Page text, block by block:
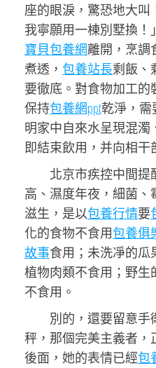
座的眼淚，驚恐地大叫
我寧願用一棟別墅換
寶貝包養網離開，烹調
煮透， 包養站長剩飯、
要徹底。對食物加工
保持包養網ppt乾淨，需
明家中自來水呈現混
即結束飲用，并向相干
北京市疾控中間提
高、濕度年夜，細菌、
滋生，是以包養行情要
化的食物不食用包養俱
故事食用；未洗凈的瓜
植物肉類不食用；野生
不食用。
別的，還要留意手
秤，那個完美主義者，
後面，她的表情已經包